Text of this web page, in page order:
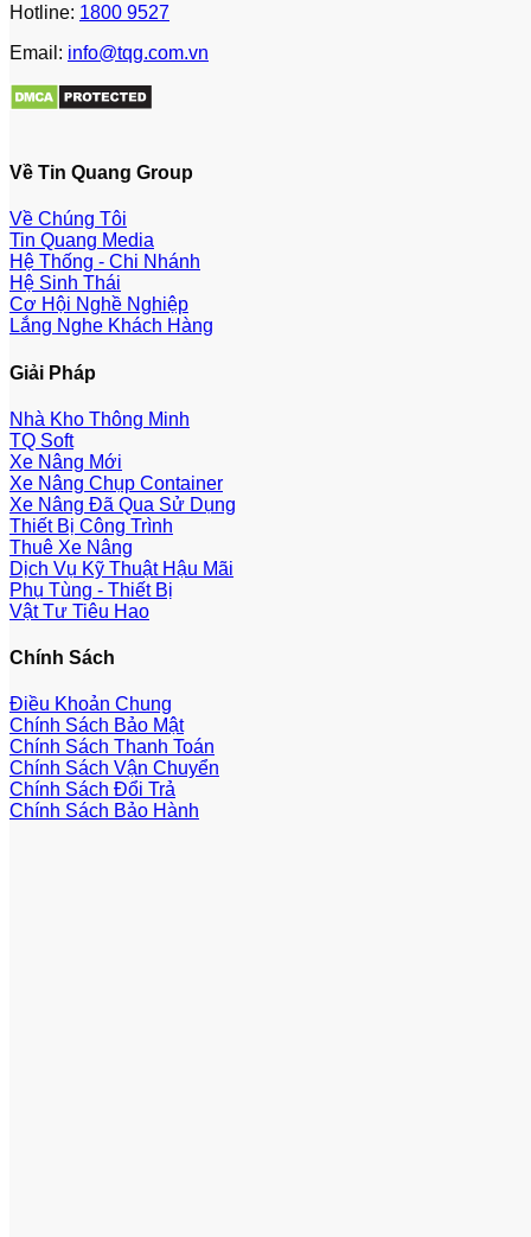
Hotline: 1800 9527
Email: info@tqg.com.vn
Về Tin Quang Group
Về Chúng Tôi
Tin Quang Media
Hệ Thống - Chi Nhánh
Hệ Sinh Thái
Cơ Hội Nghề Nghiệp
Lắng Nghe Khách Hàng
Giải Pháp
Nhà Kho Thông Minh
TQ Soft
Xe Nâng Mới
Xe Nâng Chụp Container
Xe Nâng Đã Qua Sử Dụng
Thiết Bị Công Trình
Thuê Xe Nâng
Dịch Vụ Kỹ Thuật Hậu Mãi
Phụ Tùng - Thiết Bị
Vật Tư Tiêu Hao
Chính Sách
Điều Khoản Chung
Chính Sách Bảo Mật
Chính Sách Thanh Toán
Chính Sách Vận Chuyển
Chính Sách Đổi Trả
Chính Sách Bảo Hành